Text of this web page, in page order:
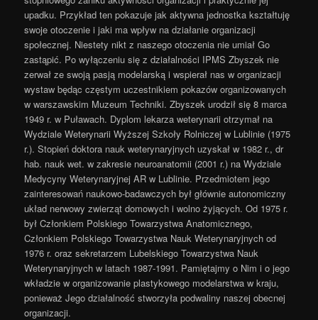
upadku. Przykład ten pokazuje jak aktywna jednostka kształtuję
swoje otoczenie i jaki ma wpływ na działanie organizacji
społecznej. Niestety nikt z naszego otoczenia nie umiał Go
zastąpić. Po wyłączeniu się z działalności IPMS Zbyszek nie
zerwał ze swoją pasją modelarską i wspierał nas w organizacji
wystaw będąc częstym uczestnikiem pokazów organizowanych
w warszawskim Muzeum Techniki. Zbyszek urodził się 8 marca
1949 r. w Puławach. Dyplom lekarza weterynarii otrzymał na
Wydziale Weterynarii Wyższej Szkoły Rolniczej w Lublinie (1975
r.). Stopień doktora nauk weterynaryjnych uzyskał w 1982 r., dr
hab. nauk wet. w zakresie neuroanatomii (2001 r.) na Wydziale
Medycyny Weterynaryjnej AR w Lublinie. Przedmiotem jego
zainteresowań naukowo-badawczych był głównie autonomiczny
układ nerwowy zwierząt domowych i wolno żyjących. Od 1975 r.
był Członkiem Polskiego Towarzystwa Anatomicznego,
Członkiem Polskiego Towarzystwa Nauk Weterynaryjnych od
1976 r. oraz sekretarzem Lubelskiego Towarzystwa Nauk
Weterynaryjnych w latach 1987-1991. Pamiętajmy o Nim i o jego
wkładzie w organizowanie plastykowego modelarstwa w kraju,
ponieważ Jego działalność stworzyła podwaliny naszej obecnej
organizacji.